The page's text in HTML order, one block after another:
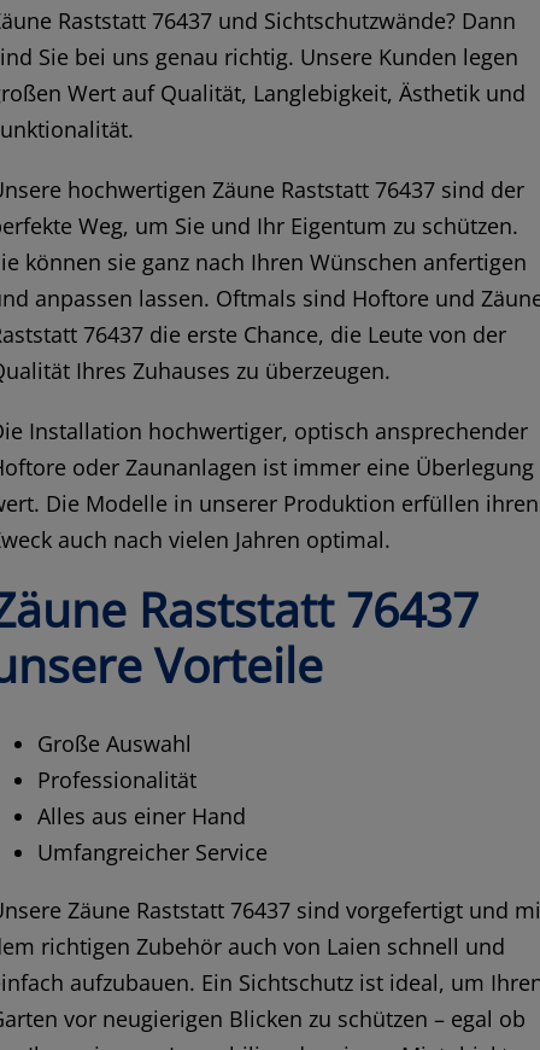
Raststatt 76437 und Sichtschutzwände? Dann
Sie bei uns genau richtig. Unsere Kunden legen
Wert auf Qualität, Langlebigkeit, Ästhetik und
hochwertigen Zäune Raststatt 76437 sind der
Weg, um Sie und Ihr Eigentum zu schützen.
können sie ganz nach Ihren Wünschen anfertigen
anpassen lassen. Oftmals sind Hoftore und
76437 die erste Chance, die Leute von der
Ihres Zuhauses zu überzeugen.
Installation hochwertiger, optisch ansprechender
oder Zaunanlagen ist immer eine Überlegung
Die Modelle in unserer Produktion erfüllen ihren
auch nach vielen Jahren optimal.
Raststatt 76437
Vorteile
Große Auswahl
Professionalität
Alles aus einer Hand
Umfangreicher Service
Zäune Raststatt 76437 sind vorgefertigt und
richtigen Zubehör auch von Laien schnell und
aufzubauen. Ein Sichtschutz ist ideal, um
vor neugierigen Blicken zu schützen – egal ob